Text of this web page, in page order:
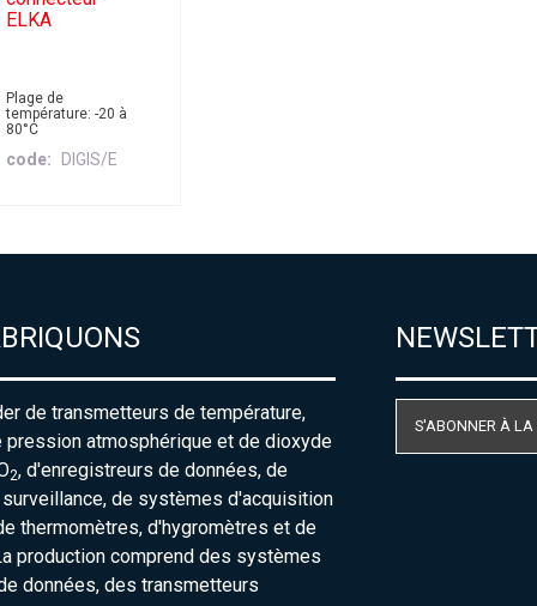
ELKA
Plage de
température: -20 à
80°C
code DIGIS/E
de transmetteurs de température,
pression atmosphérique et de dioxyde
2, d'enregistreurs de données, de
de systèmes d'acquisition
thermomètres, d'hygromètres et de
production comprend des systèmes
données, des transmetteurs
S'ABONNER À LA